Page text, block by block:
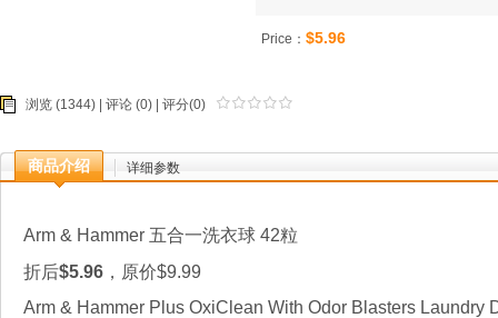
Price： $5.96
浏览 (1344) | 评论 (0) | 评分(0)
商品介绍 详细参数
Arm & Hammer 五合一洗衣球 42粒
折后$5.96 ，原价$9.99
Arm & Hammer Plus OxiClean With Odor Blasters Laundry